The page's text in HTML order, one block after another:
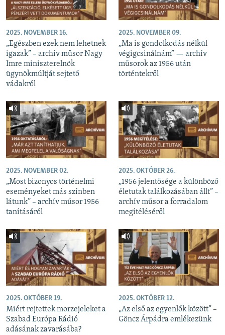
2025. NOVEMBER 16.
„Egészben ezek nem lehetnek
igazak” – archív műsor Nagy
Imre miniszterelnök
ügynökmúltját sejtető
vádakról
2025. NOVEMBER 09.
„Ma is gondolkodás nélkül
végigcsinálnám” — archív
műsorok az 1956 után
történtekről
2025. NOVEMBER 02.
„Most bizonyos történelmi
eseményeket más színben
látunk” – archív műsor 1956
tanításáról
2025. OKTÓBER 26.
„1956 jelentősége a különböző
életutak találkozásában állt” –
archív műsor a forradalom
megítéléséről
2025. OKTÓBER 19.
Miért rejtettek morzejeleket a
Szabad Európa Rádió
adásának zavarásába?
2025. OKTÓBER 12.
„Az első az egyenlők között” –
Göncz Árpádra emlékezünk